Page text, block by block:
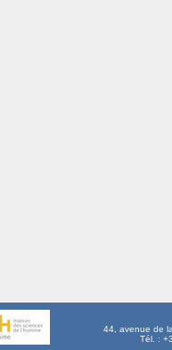
44, avenue de
Tél. :